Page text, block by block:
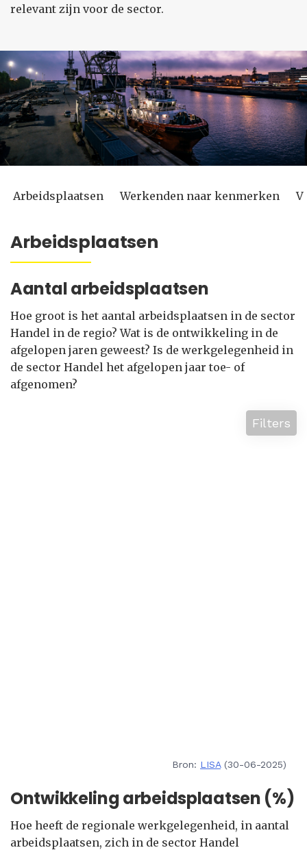
relevant zijn voor de sector.
Arbeidsplaatsen Werkenden naar kenmerken
Arbeidsplaatsen
Aantal arbeidsplaatsen
Hoe groot is het aantal arbeidsplaatsen in de sector
Handel in de regio? Wat is de ontwikkeling in de
afgelopen jaren geweest? Is de werkgelegenheid in
de sector Handel het afgelopen jaar toe- of
afgenomen?
Filters
Bron: LISA(30-06-2025)
Ontwikkeling arbeidsplaatsen (%)
Hoe heeft de regionale werkgelegenheid, in aantal
arbeidsplaatsen, zich in de sector Handel